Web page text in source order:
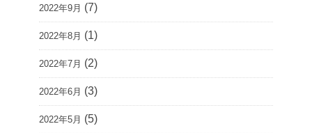
2022年9月 (7)
2022年8月 (1)
2022年7月 (2)
2022年6月 (3)
2022年5月 (5)